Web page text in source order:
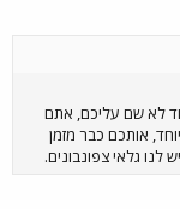
לא שם עליכם, אתם
אותכם כבר מזמן
גלאי צפונבונים.